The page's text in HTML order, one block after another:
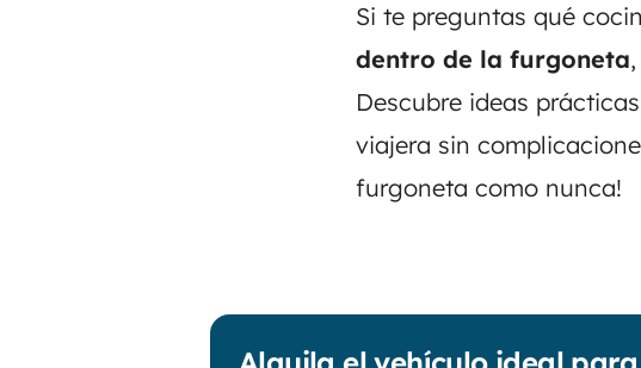
Si te preguntas qué
dentro de la furgoneta
Descubre ideas
viajera sin
furgoneta como nunca!